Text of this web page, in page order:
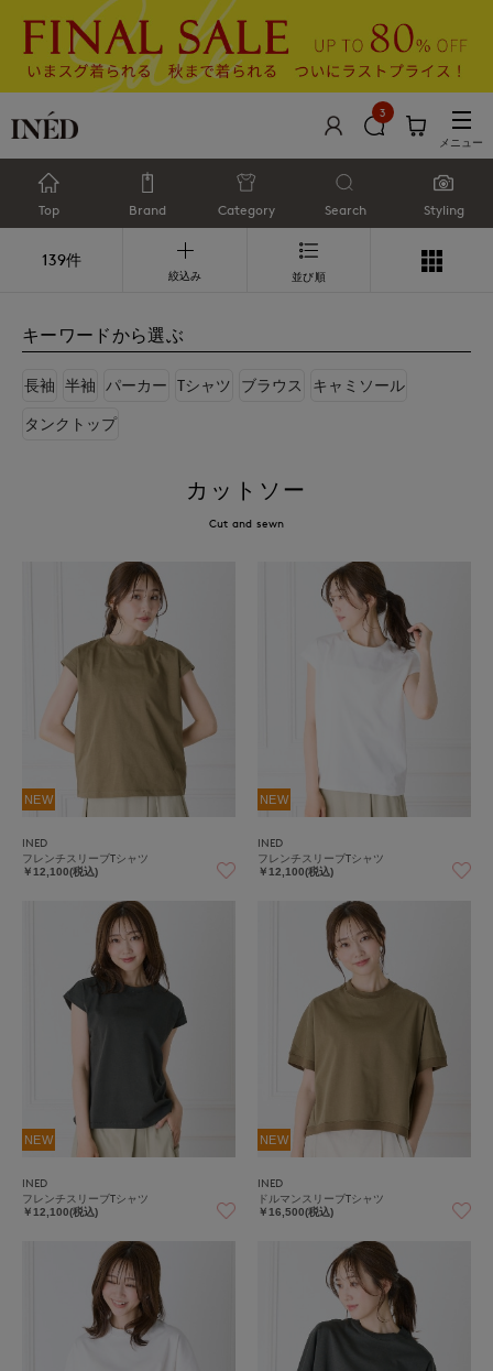
3
メニュー
Top Brand Category Search Styling
139件
絞込み 並び順
キーワードから選ぶ
長袖 半袖 パーカー Tシャツ ブラウス キャミソール
タンクトップ
カットソー
Cut and sewn
NEW
INED
フレンチスリーブTシャツ
￥12,100(税込)
NEW
INED
フレンチスリーブTシャツ
￥12,100(税込)
NEW
INED
フレンチスリーブTシャツ
￥12,100(税込)
NEW
INED
ドルマンスリーブTシャツ
￥16,500(税込)